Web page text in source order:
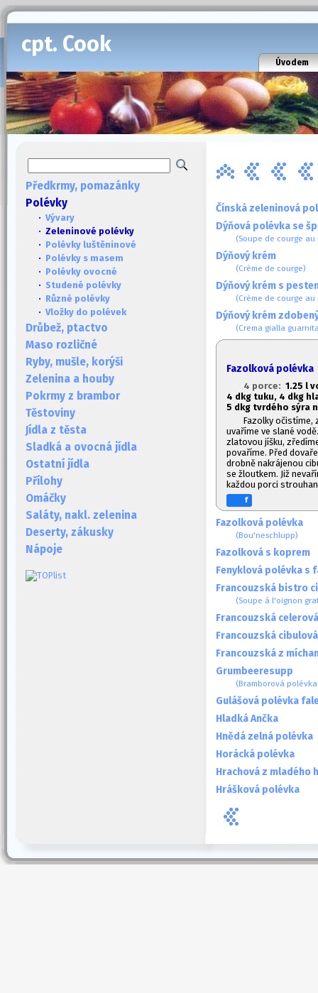
cpt. Cook
Úvodem
Předkrmy, pomazánky
Polévky
· Vývary
· Zeleninové polévky
· Polévky luštěninové
· Polévky s masem
· Polévky ovocné
· Studené polévky
· Různé polévky
· Vložky do polévek
Drůbež, ptactvo
Maso rozličné
Ryby, mušle, korýši
Zelenina a houby
Pokrmy z brambor
Těstoviny
Jídla z těsta
Sladká a ovocná jídla
Ostatní jídla
Přílohy
Omáčky
Saláty, nakl. zelenina
Deserty, zákusky
Nápoje
Čínská zeleninová
Dýňová polévka se
(Soupe de courge au
Dýňový krém
(Crème de courge)
Dýňový krém s
(Crème de courge au
Dýňový krém
(Crema gialla
Fazolková polévka
4 porce: 1.25 l
4 dkg tuku, 4 dkg
5 dkg tvrdého sýra
Fazolky očistíme,
uvaříme ve slané
zlatovou jíšku,
povaříme. Před
drobně nakrájenou
se žloutkem. Již
každou porci
f
Fazolková polévka
(Bou'neschlupp)
Fazolková s koprem
Fenyklová polévka s
Francouzská bistro
(Soupe à l'oignon
Francouzská
Francouzská cibulová
Francouzská z
Grumbeeresupp
(Bramborová
Gulášová polévka
Hladká Ančka
Hnědá zelná polévka
Horácká polévka
Hrachová z mladého
Hrášková polévka